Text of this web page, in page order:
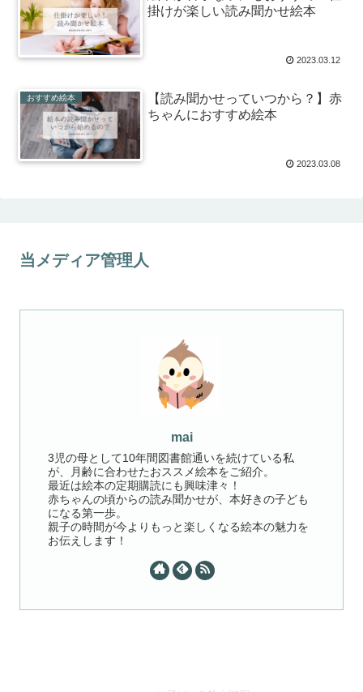
掛けが楽しい読み聞かせ絵本
2023.03.12
おすすめ絵本
【読み聞かせっていつから？】赤
ちゃんにおすすめ絵本
2023.03.08
当メディア管理人
mai
3児の母として10年間図書館通いを続けている私
が、月齢に合わせたおススメ絵本をご紹介。
最近は絵本の定期購読にも興味津々！
赤ちゃんの頃からの読み聞かせが、本好きの子ども
になる第一歩。
親子の時間が今よりもっと楽しくなる絵本の魅力を
お伝えします！